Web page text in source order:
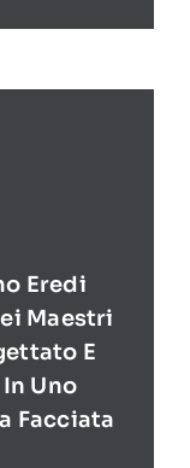
Eredi
Maestri
E
Uno
Facciata